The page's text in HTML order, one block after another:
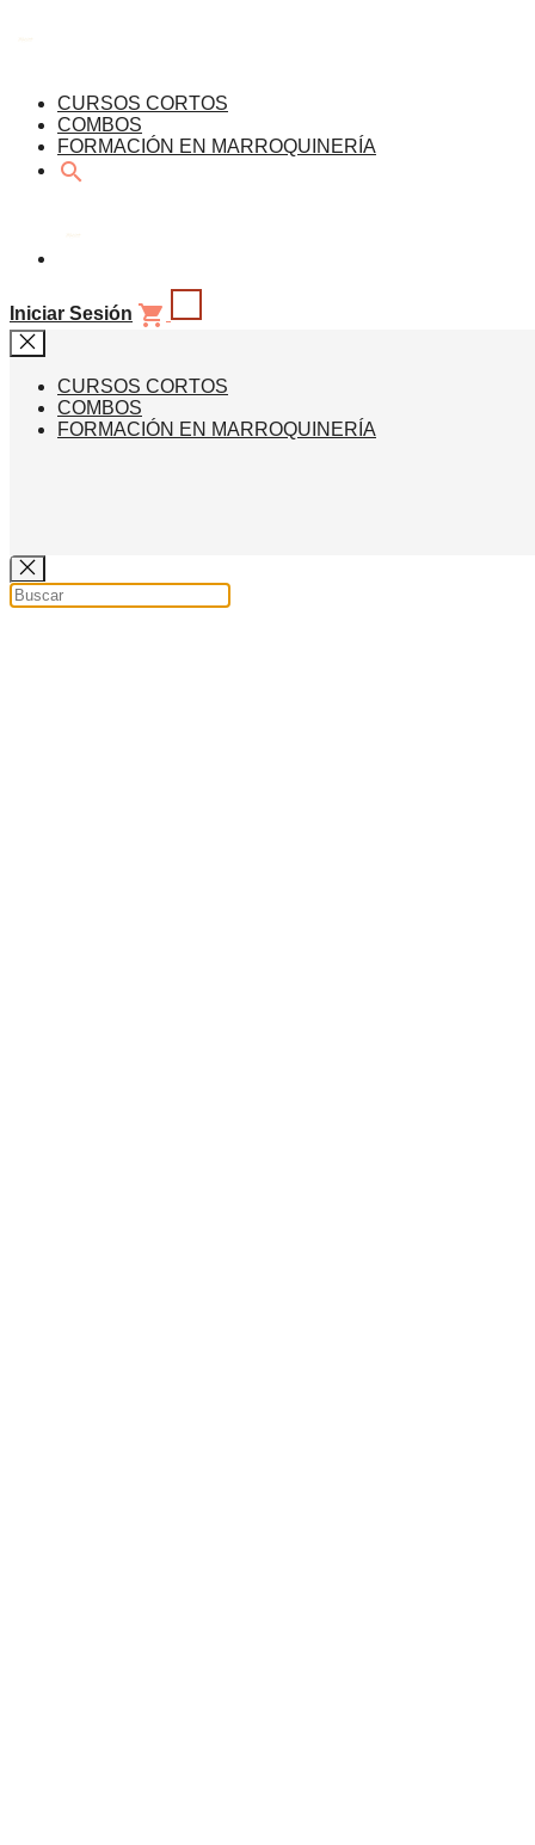
CURSOS CORTOS
COMBOS
FORMACIÓN EN MARROQUINERÍA
search
Iniciar Sesión shopping_cart
CURSOS CORTOS
COMBOS
FORMACIÓN EN MARROQUINERÍA